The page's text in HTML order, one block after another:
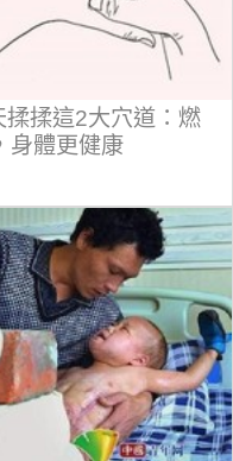
揉這2大穴道：燃
身體更健康